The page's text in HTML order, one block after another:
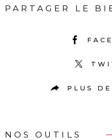
PARTAGER LE
PLUS DE
NOS OUTILS